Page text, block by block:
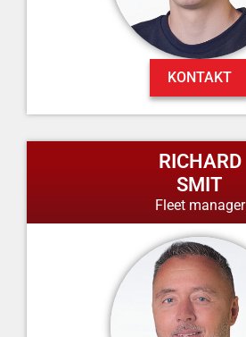
KONTAKT
RICHARD
SMIT
Fleet manager